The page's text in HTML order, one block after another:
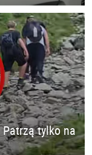
Patrzą tylko na